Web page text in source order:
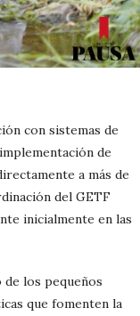
con sistemas de
de
a más de
del GETF
inicialmente en las
los pequeños
que fomenten la